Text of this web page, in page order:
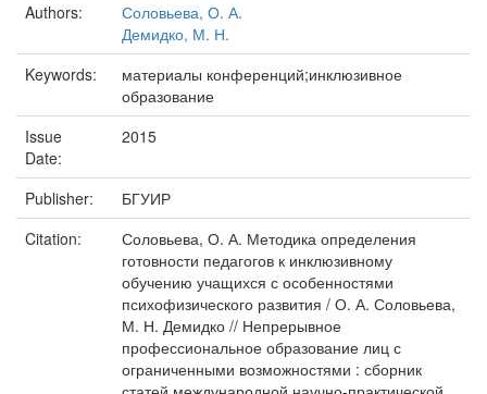
Authors:
Соловьева, О. А.
Демидко, М. Н.
Keywords:
материалы конференций;инклюзивное
образование
Issue
Date:
2015
Publisher:
БГУИР
Citation:
Соловьева, О. А. Методика определения
готовности педагогов к инклюзивному
обучению учащихся с особенностями
психофизического развития / О. А. Соловьева,
М. Н. Демидко // Непрерывное
профессиональное образование лиц с
ограниченными возможностями : сборник